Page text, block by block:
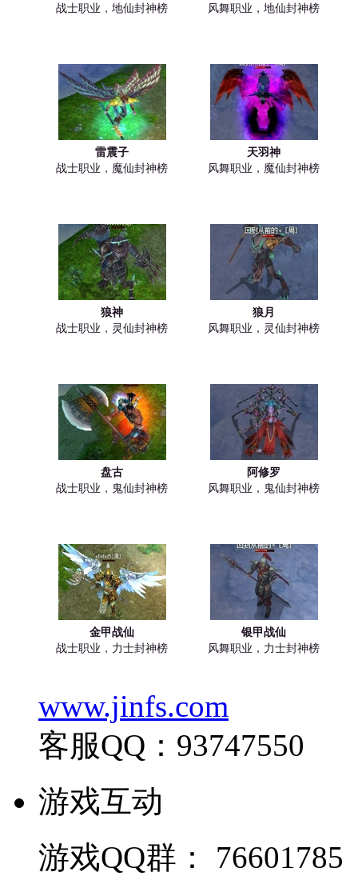
战士职业，地仙封神榜
风舞职业，地仙封神榜
雷震子
战士职业，魔仙封神榜
天羽神
风舞职业，魔仙封神榜
狼神
战士职业，灵仙封神榜
狼月
风舞职业，灵仙封神榜
盘古
战士职业，鬼仙封神榜
阿修罗
风舞职业，鬼仙封神榜
金甲战仙
战士职业，力士封神榜
银甲战仙
风舞职业，力士封神榜
www.jinfs.com
客服QQ：93747550
游戏互动
游戏QQ群： 76601785